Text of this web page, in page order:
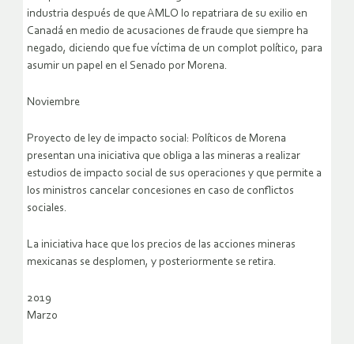
industria después de que AMLO lo repatriara de su exilio en
Canadá en medio de acusaciones de fraude que siempre ha
negado, diciendo que fue víctima de un complot político, para
asumir un papel en el Senado por Morena.
Noviembre
Proyecto de ley de impacto social: Políticos de Morena
presentan una iniciativa que obliga a las mineras a realizar
estudios de impacto social de sus operaciones y que permite a
los ministros cancelar concesiones en caso de conflictos
sociales.
La iniciativa hace que los precios de las acciones mineras
mexicanas se desplomen, y posteriormente se retira.
2019
Marzo